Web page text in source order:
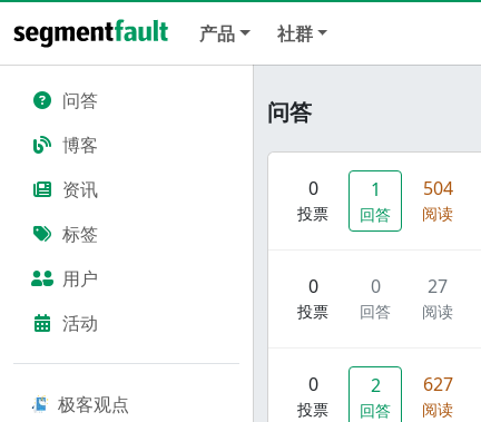
产品 社群
问答
博客
资讯
标签
用户
活动
极客观点
问答
0
投票
1
回答
504
阅读
0
投票
0
回答
27
阅读
0
投票
2
回答
627
阅读